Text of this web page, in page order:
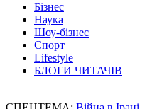
Бізнес
Наука
Шоу-бізнес
Спорт
Lifestyle
БЛОГИ ЧИТАЧІВ